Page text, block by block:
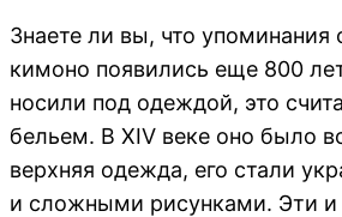
Знаете ли вы, что упоминания
кимоно появились еще 800
носили под одеждой, это
бельем. В XIV веке оно было
верхняя одежда, его стали
и сложными рисунками. Эти и